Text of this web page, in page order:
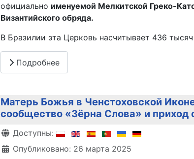
официально именуемой Мелкитской Греко-
Византийского обряда.
В Бразилии эта Церковь насчитывает 436
Подробнее
Матерь Божья в Ченстоховской
сообщество «Зёрна Слова» и приход
Информация о материале
Доступны:
Опубликовано: 26 марта 2025